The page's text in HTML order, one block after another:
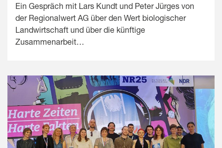
Ein Gespräch mit Lars Kundt und Peter Jürges von
der Regionalwert AG über den Wert biologischer
Landwirtschaft und über die künftige
Zusammenarbeit…